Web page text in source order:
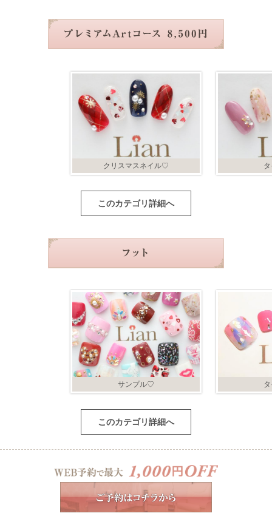
クリスマスネイル♡
このカテゴリ詳細へ
サンプル♡
このカテゴリ詳細へ